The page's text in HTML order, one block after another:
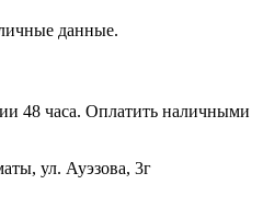
данные.
48 часа. Оплатить наличными
ул. Ауэзова, 3г